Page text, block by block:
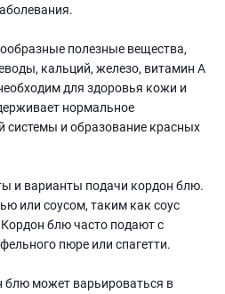
полезные вещества,
кальций, железо, витамин A
для здоровья кожи и
нормальное
системы и образование красных
и варианты подачи кордон блю.
или соусом, таким как соус
блю часто подают с
пюре или спагетти.
блю может варьироваться в